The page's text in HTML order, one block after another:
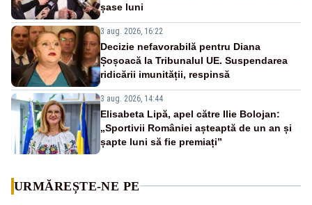
șase luni
3 aug. 2026, 16:22
Decizie nefavorabilă pentru Diana
Șoșoacă la Tribunalul UE. Suspendarea
ridicării imunității, respinsă
3 aug. 2026, 14:44
Elisabeta Lipă, apel către Ilie Bolojan:
„Sportivii României așteaptă de un an și
șapte luni să fie premiați”
URMĂREȘTE-NE PE